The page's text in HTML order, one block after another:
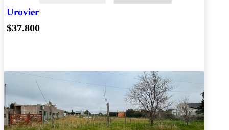
Urovier
$37.800